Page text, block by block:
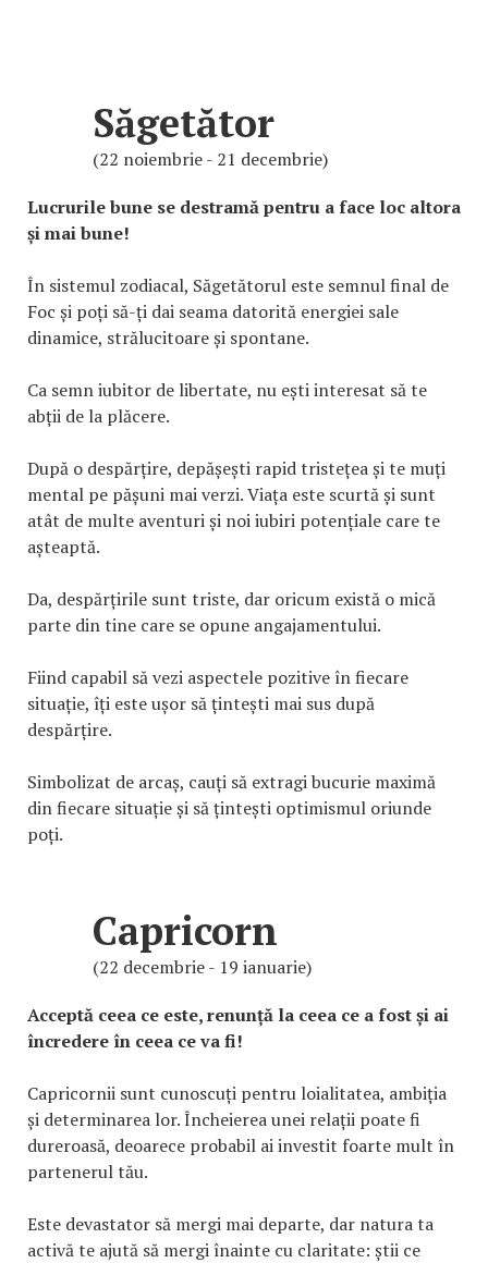
Săgetător
(22 noiembrie - 21 decembrie)
Lucrurile bune se destramă pentru a face loc altora
și mai bune!
În sistemul zodiacal, Săgetătorul este semnul final de
Foc și poți să-ți dai seama datorită energiei sale
dinamice, strălucitoare și spontane.
Ca semn iubitor de libertate, nu ești interesat să te
abții de la plăcere.
După o despărțire, depășești rapid tristețea și te muți
mental pe pășuni mai verzi. Viața este scurtă și sunt
atât de multe aventuri și noi iubiri potențiale care te
așteaptă.
Da, despărțirile sunt triste, dar oricum există o mică
parte din tine care se opune angajamentului.
Fiind capabil să vezi aspectele pozitive în fiecare
situație, îți este ușor să țintești mai sus după
despărțire.
Simbolizat de arcaș, cauți să extragi bucurie maximă
din fiecare situație și să țintești optimismul oriunde
poți.
Capricorn
(22 decembrie - 19 ianuarie)
Acceptă ceea ce este, renunță la ceea ce a fost și ai
încredere în ceea ce va fi!
Capricornii sunt cunoscuți pentru loialitatea, ambiția
și determinarea lor. Încheierea unei relații poate fi
dureroasă, deoarece probabil ai investit foarte mult în
partenerul tău.
Este devastator să mergi mai departe, dar natura ta
activă te ajută să mergi înainte cu claritate: știi ce